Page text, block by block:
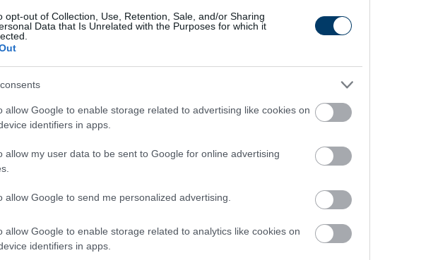
opt-out of Collection, Use, Retention, Sale, and/or Sharing
Data that Is Unrelated with the Purposes for which it
allow Google to enable storage related to advertising like cookies on
identifiers in apps.
allow my user data to be sent to Google for online advertising
allow Google to send me personalized advertising.
allow Google to enable storage related to analytics like cookies on
identifiers in apps.
amelyek addig csak a nyugati világban voltak ismertek. A
történetében.
olimpiai bajnok miniszterelnöke
magyarválogatott vízilabda-csapatbanis szerepelt, és részt vett
vándorolt ki az USA-ba, és saját közösséget hoztak létre, amely